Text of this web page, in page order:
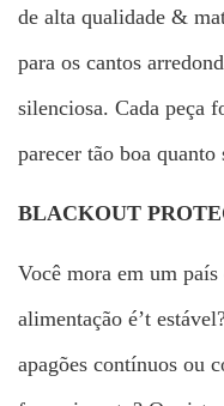
de alta qualidade &
para os cantos
silenciosa. Cada peça
parecer tão boa quanto
BLACKOUT
Você mora em um
alimentação é’t
apagões contínuos ou